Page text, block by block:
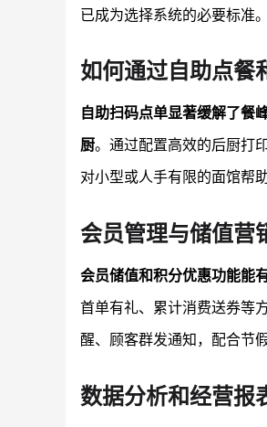
已成为选择系统的必要标准。
如何通过自助点餐
自助扫码点单显著缓解了餐
厨。通过配置高效的后厨打
对小型或人手有限的面馆帮
会员管理与储值营
会员储值和积分优惠功能能
首单有礼、累计消费送券等
醒、顾客群发通知，配合节
数据分析和经营报